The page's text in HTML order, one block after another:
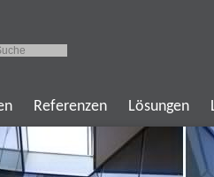
Referenzen Lösungen